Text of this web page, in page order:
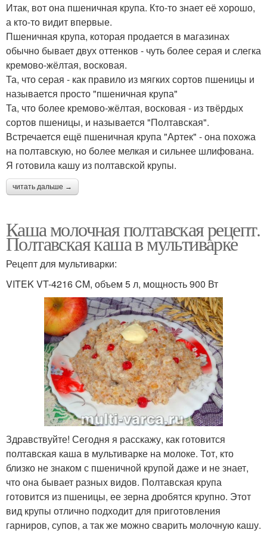
Итак, вот она пшеничная крупа. Кто-то знает её хорошо,
а кто-то видит впервые.
Пшеничная крупа, которая продается в магазинах
обычно бывает двух оттенков - чуть более серая и слегка
кремово-жёлтая, восковая.
Та, что серая - как правило из мягких сортов пшеницы и
называется просто "пшеничная крупа"
Та, что более кремово-жёлтая, восковая - из твёрдых
сортов пшеницы, и называется "Полтавская".
Встречается ещё пшеничная крупа "Артек" - она похожа
на полтавскую, но более мелкая и сильнее шлифована.
Я готовила кашу из полтавской крупы.
читать дальше →
Каша молочная полтавская рецепт.
Полтавская каша в мультиварке
Рецепт для мультиварки:
VITEK VT-4216 CM, объем 5 л, мощность 900 Вт
Здравствуйте! Сегодня я расскажу, как готовится
полтавская каша в мультиварке на молоке. Тот, кто
близко не знаком с пшеничной крупой даже и не знает,
что она бывает разных видов. Полтавская крупа
готовится из пшеницы, ее зерна дробятся крупно. Этот
вид крупы отлично подходит для приготовления
гарниров, супов, а так же можно сварить молочную кашу.